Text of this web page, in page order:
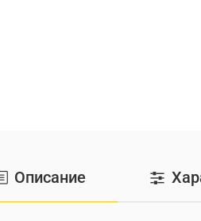
Описание